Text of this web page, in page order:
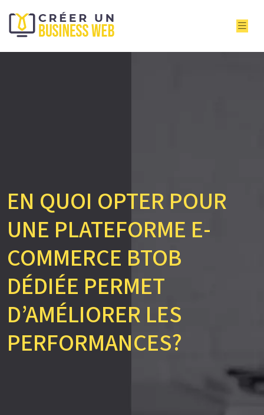
EN QUOI OPTER POUR
UNE PLATEFORME E-
COMMERCE BTOB
DÉDIÉE PERMET
D’AMÉLIORER LES
PERFORMANCES?